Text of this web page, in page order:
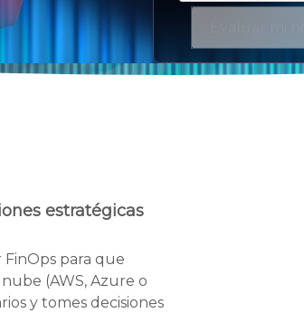
estratégicas
para que
(AWS, Azure o
y tomes decisiones